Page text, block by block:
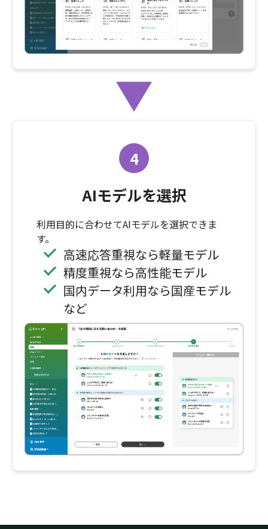
4
AIモデルを選択
利用目的に合わせてAIモデルを選択できま
す。
高速応答重視なら軽量モデル
精度重視なら高性能モデル
国内データ利用なら国産モデル
など